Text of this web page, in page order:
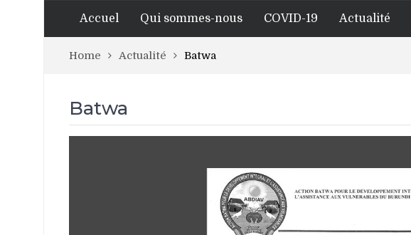
Accuel Qui sommes-nous COVID-19 Actualité
Home Actualité Batwa
Batwa